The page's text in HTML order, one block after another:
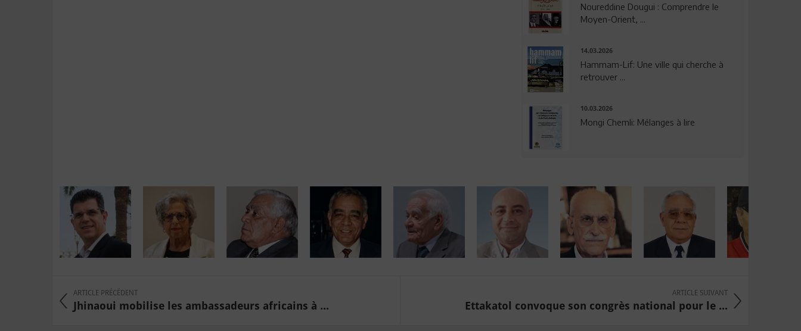
Noureddine Dougui : Comprendre le
Moyen-Orient, ...
14.03.2026
Hammam-Lif: Une ville qui cherche à
retrouver ...
10.03.2026
Mongi Chemli: Mélanges à lire
ARTICLE PRÉCÉDENT
Jhinaoui mobilise les ambassadeurs africains à ...
ARTICLE SUIVANT
Ettakatol convoque son congrès national pour le ...